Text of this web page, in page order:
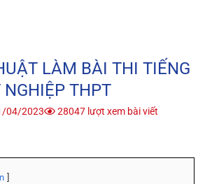
LÀM BÀI THI TIẾNG
THPT
04/2023 28047 lượt xem bài viết